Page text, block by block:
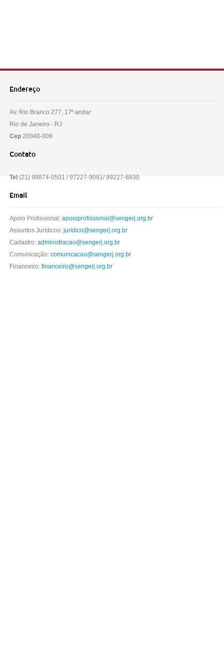
Endereço
Av. Rio Branco 277, 17º andar
Rio de Janeiro - RJ
Cep20040-009
Contato
Tel (21) 99874-0501 / 97227-9091/ 99227-6830
Email
Apoio Profissional: apoioprofissional@sengerj.org.br
Assuntos Jurídicos: juridico@sengerj.org.br
Cadastro: administracao@sengerj.org.br
Comunicação: comunicacao@sengerj.org.br
Financeiro: financeiro@sengerj.org.br